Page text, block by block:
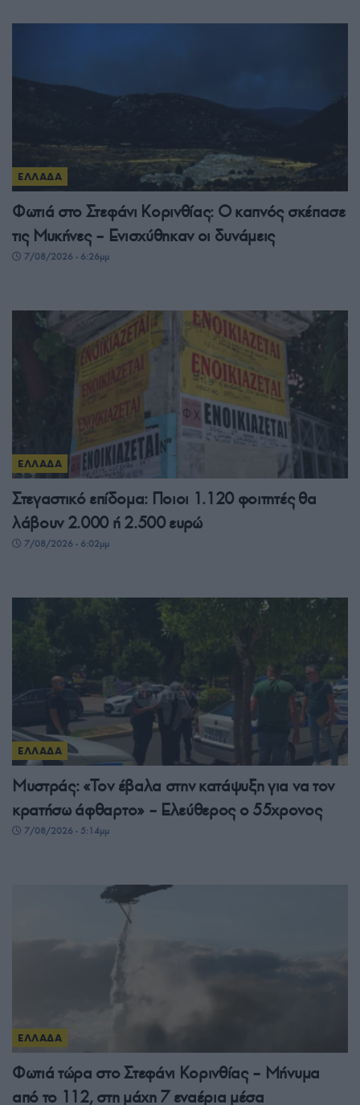
ΕΛΛΑΔΑ
Φωτιά στο Στεφάνι Κορινθίας: Ο καπνός σκέπασε
τις Μυκήνες – Ενισχύθηκαν οι δυνάμεις
7/08/2026 - 6:26μμ
ΕΛΛΑΔΑ
Στεγαστικό επίδομα: Ποιοι 1.120 φοιτητές θα
λάβουν 2.000 ή 2.500 ευρώ
7/08/2026 - 6:02μμ
ΕΛΛΑΔΑ
Μυστράς: «Τον έβαλα στην κατάψυξη για να τον
κρατήσω άφθαρτο» – Ελεύθερος ο 55χρονος
7/08/2026 - 5:14μμ
ΕΛΛΑΔΑ
Φωτιά τώρα στο Στεφάνι Κορινθίας – Μήνυμα
από το 112, στη μάχη 7 εναέρια μέσα